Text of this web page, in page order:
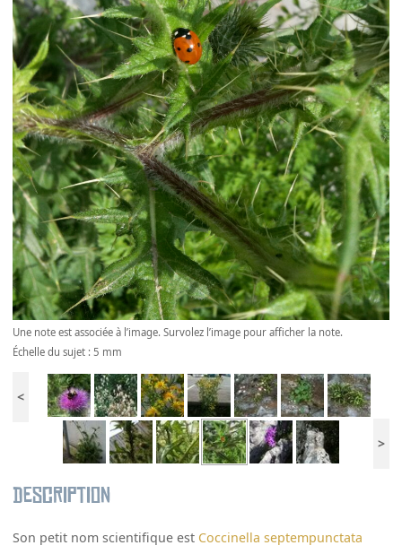
Une note est associée à l’image. Survolez l’image pour afficher la note.
Échelle du sujet : 5 mm
<
>
Description
Son petit nom scientifique est Coccinella septempunctata